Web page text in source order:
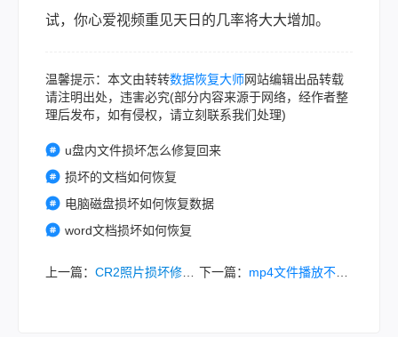
试，你心爱视频重见天日的几率将大大增加。
温馨提示：本文由转转数据恢复大师网站编辑出品转载
请注明出处，违害必究(部分内容来源于网络，经作者整
理后发布，如有侵权，请立刻联系我们处理)
u盘内文件损坏怎么修复回来
损坏的文档如何恢复
电脑磁盘损坏如何恢复数据
word文档损坏如何恢复
上一篇： CR2照片损坏修复最佳方法：从紧急救援到专业恢复的最佳方法！ 下一篇： mp4文件播放不了怎么办？一文掌握所有高效修复方案！